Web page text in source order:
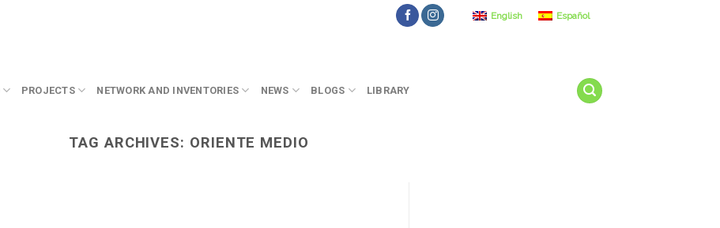
English Español
PROJECTS NETWORK AND INVENTORIES NEWS BLOGS LIBRARY
TAG ARCHIVES: ORIENTE MEDIO